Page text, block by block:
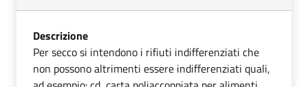
Descrizione
Per secco si intendono i rifiuti indifferenziati che
non possono altrimenti essere indifferenziati quali,